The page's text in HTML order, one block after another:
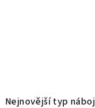
Nejnovější typ